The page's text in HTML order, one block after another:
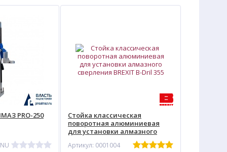
PRO-250
Стойка классическая
поворотная алюминиевая
для установки алмазного
сверления BREXIT B-Dril 355
Артикул: 0001004